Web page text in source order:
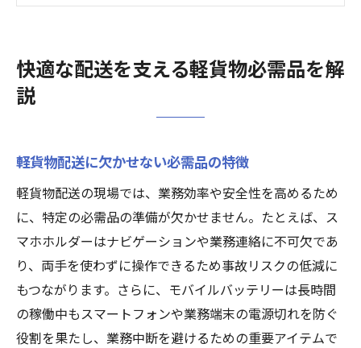
軽貨物独立なら揃えたい機能的アイテム
独立開業に役立つ軽貨物の機能性グッズ
業務効率を高める軽貨物アイテムの活用例
独立を成功に導く軽貨物グッズの選び方
業務効率化を狙うドライバーの持ち物術
軽貨物で業務効率化を図る持ち物管理術
ドライバーが持参する軽貨物必需品の工夫
効率良く運ぶための軽貨物荷物整理テク
現場で活きる軽貨物グッズの活用ポイント
快適な配送を支える軽貨物必需品を解
説
軽貨物配送に欠かせない必需品の特徴
軽貨物配送の現場では、業務効率や安全性を高めるため
に、特定の必需品の準備が欠かせません。たとえば、ス
マホホルダーはナビゲーションや業務連絡に不可欠であ
り、両手を使わずに操作できるため事故リスクの低減に
もつながります。さらに、モバイルバッテリーは長時間
の稼働中もスマートフォンや業務端末の電源切れを防ぐ
役割を果たし、業務中断を避けるための重要アイテムで